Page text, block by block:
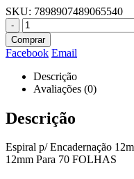
SKU: 7898907489065540
-
Comprar
Facebook Email
Descrição
Avaliações (0)
Descrição
Espiral p/ Encadernação
12mm Para 70 FOLHAS